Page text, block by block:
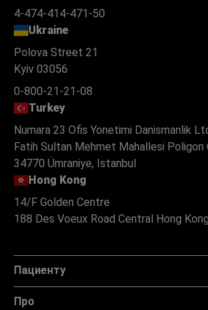
4-474-414-471-50
Ukraine
Polova Street 21
Kyiv 03056
0-800-21-21-08
Turkey
Numara 23 Ofis Yonetimi Danismanlik
Fatih Sultan Mehmet Mahallesi Poligon
34770 Ümraniye, Istanbul
Hong Kong
14/F Golden Centre
188 Des Voeux Road Central Hong Kong
Пациенту
Про